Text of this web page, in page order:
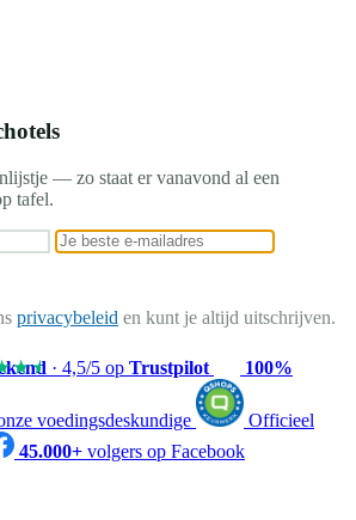
— zo staat er vanavond al een
tafel.
privacybeleid en kunt je altijd uitschrijven.
· 4,5/5 op Trustpilot 100%
voedingsdeskundige
Officieel
45.000+ volgers op Facebook